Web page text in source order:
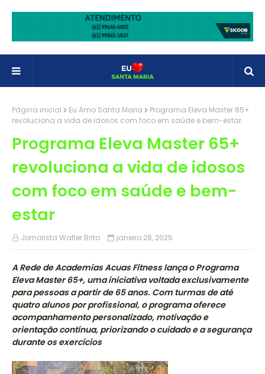
Página inicial Eu Amo Santa Maria
Programa Eleva Master 65+
revoluciona a vida de idosos com foco em saúde e bem-estar
Programa Eleva Master 65+
revoluciona a vida de idosos
com foco em saúde e bem-
estar
Jornalista Walter Brito janeiro 28, 2025
A Rede de Academias Acuas Fitness lança o Programa
Eleva Master 65+, uma iniciativa voltada exclusivamente
para pessoas a partir de 65 anos. Com turmas de até
quatro alunos por profissional, o programa oferece
acompanhamento personalizado, motivação e
orientação contínua, priorizando o cuidado e a segurança
durante os exercícios